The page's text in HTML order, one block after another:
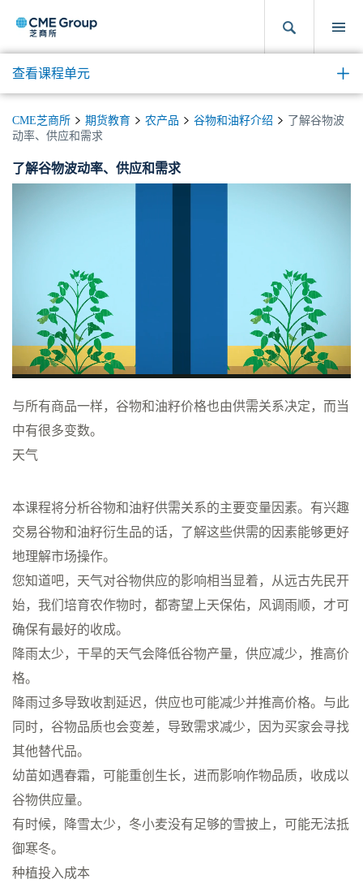
查看课程单元
CME芝商所 期货教育 农产品 谷物和油籽介绍
了解谷物波
动率、供应和需求
了解谷物波动率、供应和需求
与所有商品一样，谷物和油籽价格也由供需关系决定，而当
中有很多变数。
天气
本课程将分析谷物和油籽供需关系的主要变量因素。有兴趣
交易谷物和油籽衍生品的话，了解这些供需的因素能够更好
地理解市场操作。
您知道吧，天气对谷物供应的影响相当显着，从远古先民开
始，我们培育农作物时，都寄望上天保佑，风调雨顺，才可
确保有最好的收成。
降雨太少，干旱的天气会降低谷物产量，供应减少，推高价
格。
降雨过多导致收割延迟，供应也可能减少并推高价格。与此
同时，谷物品质也会变差，导致需求减少，因为买家会寻找
其他替代品。
幼苗如遇春霜，可能重创生长，进而影响作物品质，收成以
谷物供应量。
有时候，降雪太少，冬小麦没有足够的雪披上，可能无法抵
御寒冬。
种植投入成本